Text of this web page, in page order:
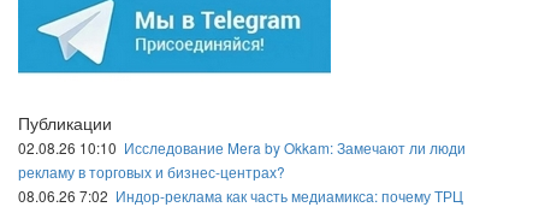
Публикации
02.08.26 10:10 Исследование Mera by Okkam: Замечают ли люди
рекламу в торговых и бизнес-центрах?
08.06.26 7:02 Индор-реклама как часть медиамикса: почему ТРЦ